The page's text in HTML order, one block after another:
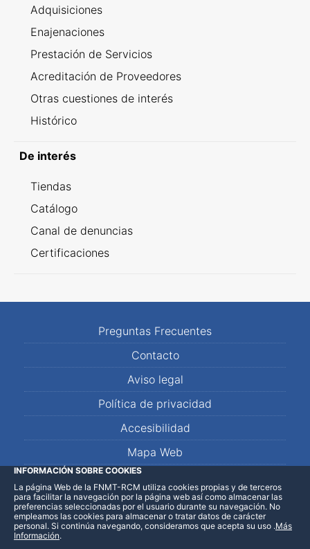
Adquisiciones
Enajenaciones
Prestación de Servicios
Acreditación de Proveedores
Otras cuestiones de interés
Histórico
De interés
Tiendas
Catálogo
Canal de denuncias
Certificaciones
Preguntas Frecuentes
Contacto
Aviso legal
Política de privacidad
Accesibilidad
Mapa Web
LinkedInFacebookWhatsApp
INFORMACIÓN SOBRE COOKIES
La página Web de la FNMT-RCM utiliza cookies propias y de terceros
para facilitar la navegación por la página web así como almacenar las
preferencias seleccionadas por el usuario durante su navegación. No
empleamos las cookies para almacenar o tratar datos de carácter
personal. Si continúa navegando, consideramos que acepta su uso .Más
Información.